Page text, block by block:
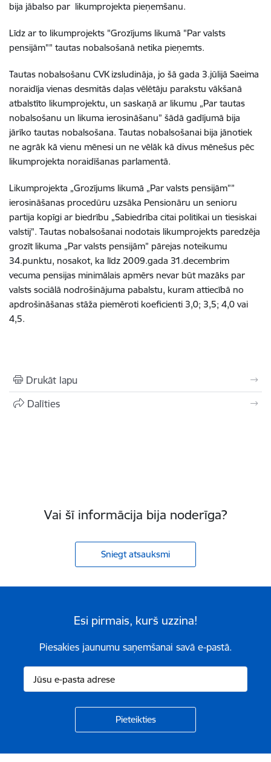
bija jābalso par likumprojekta pieņemšanu.
Līdz ar to likumprojekts "Grozījums likumā "Par valsts
pensijām"" tautas nobalsošanā netika pieņemts.
Tautas nobalsošanu CVK izsludināja, jo šā gada 3.jūlijā Saeima
noraidīja vienas desmitās daļas vēlētāju parakstu vākšanā
atbalstīto likumprojektu, un saskaņā ar likumu „Par tautas
nobalsošanu un likuma ierosināšanu” šādā gadījumā bija
jārīko tautas nobalsošana. Tautas nobalsošanai bija jānotiek
ne agrāk kā vienu mēnesi un ne vēlāk kā divus mēnešus pēc
likumprojekta noraidīšanas parlamentā.
Likumprojekta „Grozījums likumā „Par valsts pensijām””
ierosināšanas procedūru uzsāka Pensionāru un senioru
partija kopīgi ar biedrību „Sabiedrība citai politikai un tiesiskai
valstij". Tautas nobalsošanai nodotais likumprojekts paredzēja
grozīt likuma „Par valsts pensijām” pārejas noteikumu
34.punktu, nosakot, ka līdz 2009.gada 31.decembrim
vecuma pensijas minimālais apmērs nevar būt mazāks par
valsts sociālā nodrošinājuma pabalstu, kuram attiecībā no
apdrošināšanas stāža piemēroti koeficienti 3,0; 3,5; 4,0 vai
4,5.
Drukāt lapu
Dalīties
Vai šī informācija bija noderīga?
Sniegt atsauksmi
Esi pirmais, kurš uzzina!
Piesakies jaunumu saņemšanai savā e-pastā.